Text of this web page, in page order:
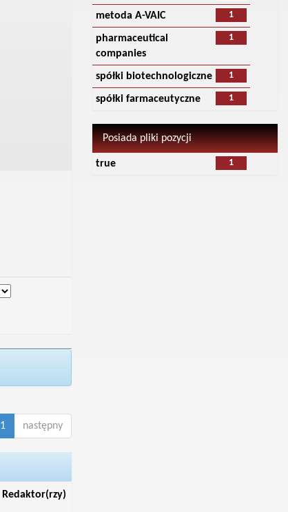
1 następny
Redaktor(rzy)
1
metoda A-VAIC
1
pharmaceutical
companies
1
spółki biotechnologiczne
1
spółki farmaceutyczne
Posiada pliki pozycji
1
true